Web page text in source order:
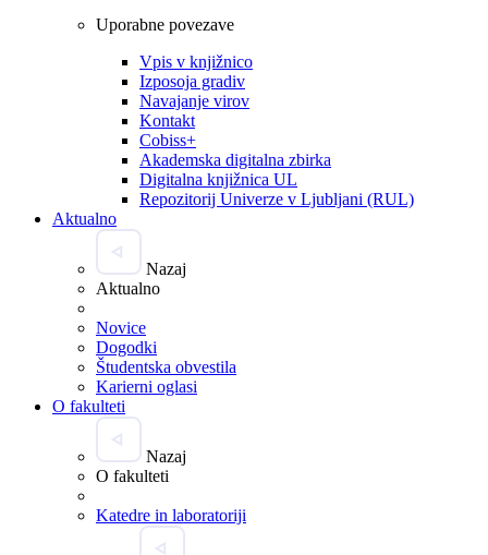
Uporabne povezave
Vpis v knjižnico
Izposoja gradiv
Navajanje virov
Kontakt
Cobiss+
Akademska digitalna zbirka
Digitalna knjižnica UL
Repozitorij Univerze v Ljubljani (RUL)
Aktualno
Nazaj
Aktualno
Novice
Dogodki
Študentska obvestila
Karierni oglasi
O fakulteti
Nazaj
O fakulteti
Katedre in laboratoriji